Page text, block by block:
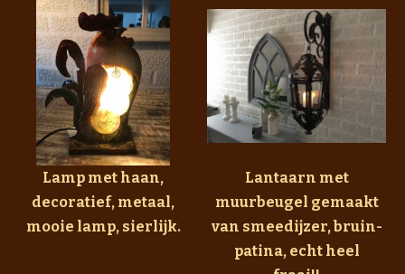
Lamp met haan,
decoratief, metaal,
mooie lamp, sierlijk.
Lantaarn met
muurbeugel gemaakt
van smeedijzer, bruin-
patina, echt heel